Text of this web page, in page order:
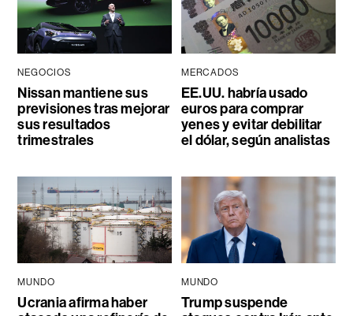
NEGOCIOS
Nissan mantiene sus
previsiones tras mejorar
sus resultados
trimestrales
MERCADOS
EE.UU. habría usado
euros para comprar
yenes y evitar debilitar
el dólar, según analistas
MUNDO
Ucrania afirma haber
MUNDO
Trump suspende